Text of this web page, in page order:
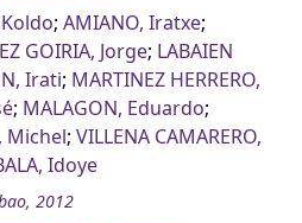
Koldo; AMIANO, Iratxe;
GOIRIA, Jorge; LABAIEN
Irati; MARTINEZ HERRERO,
; MALAGON, Eduardo;
Michel; VILLENA CAMARERO,
Idoye
2012